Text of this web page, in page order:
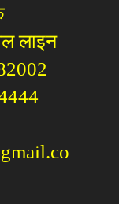
लाइन